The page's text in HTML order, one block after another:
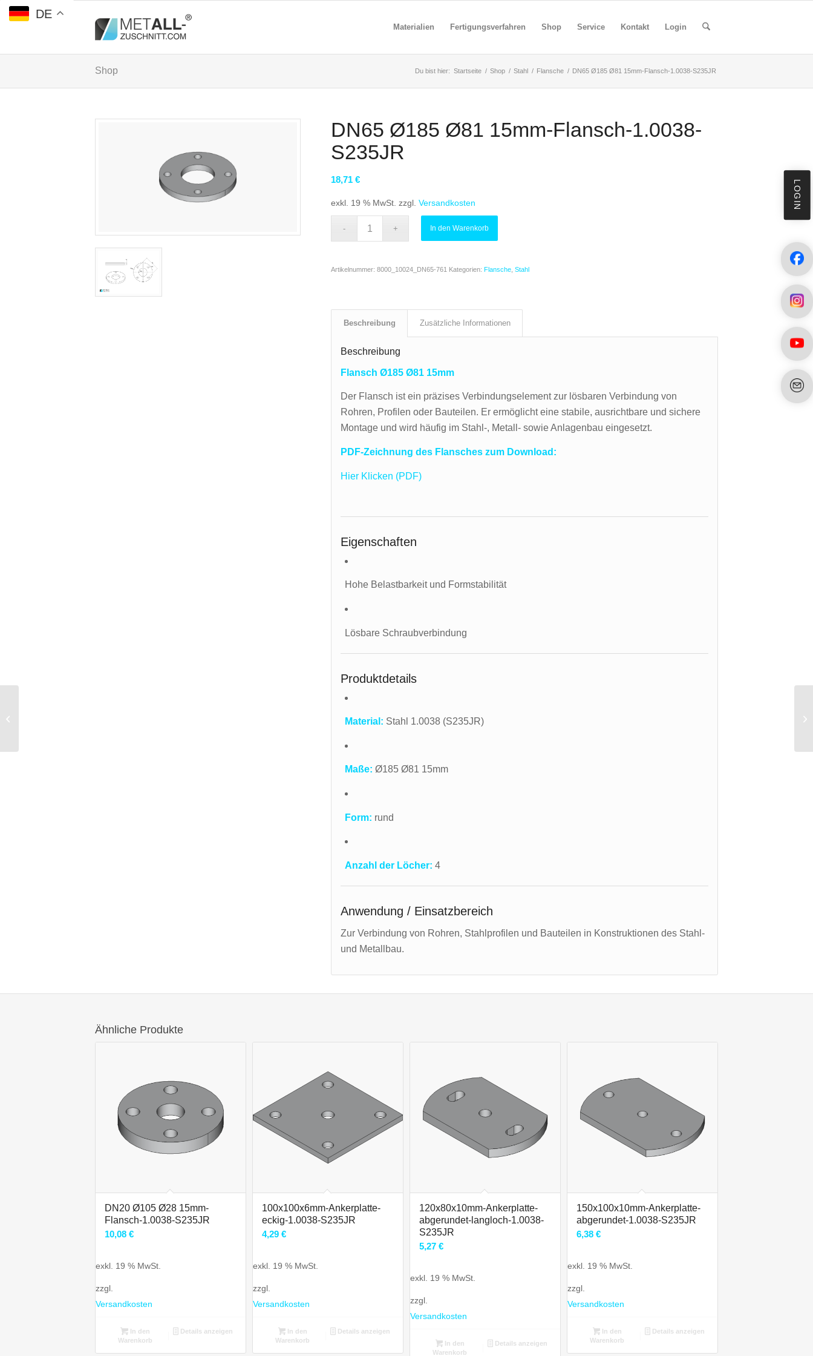
LOGIN
Materialien Fertigungsverfahren Shop Service Kontakt Login
Shop Du bist hier: Startseite / Shop / Stahl / Flansche / DN65 Ø185 Ø81 15mm-Flansch-1.0038-S235JR
DN65 Ø185 Ø81 15mm-Flansch-1.0038-
S235JR
18,71 €
exkl. 19 % MwSt. zzgl. Versandkosten
In den Warenkorb
Artikelnummer: 8000_10024_DN65-761 Kategorien: Flansche, Stahl
Beschreibung Zusätzliche Informationen
Beschreibung
Flansch Ø185 Ø81 15mm
Der Flansch ist ein präzises Verbindungselement zur lösbaren Verbindung von
Rohren, Profilen oder Bauteilen. Er ermöglicht eine stabile, ausrichtbare und sichere
Montage und wird häufig im Stahl-, Metall- sowie Anlagenbau eingesetzt.
PDF-Zeichnung des Flansches zum Download:
Hier Klicken (PDF)
Eigenschaften
Hohe Belastbarkeit und Formstabilität
Lösbare Schraubverbindung
Produktdetails
Material: Stahl 1.0038 (S235JR)
Maße: Ø185 Ø81 15mm
Form: rund
Anzahl der Löcher: 4
Anwendung / Einsatzbereich
Zur Verbindung von Rohren, Stahlprofilen und Bauteilen in Konstruktionen des Stahl-
und Metallbau.
Ähnliche Produkte
DN20 Ø105 Ø28 15mm-
Flansch-1.0038-S235JR
10,08 €
exkl. 19 % MwSt.
zzgl.
Versandkosten
In den
Warenkorb
Details anzeigen
100x100x6mm-Ankerplatte-
eckig-1.0038-S235JR
4,29€
exkl. 19 % MwSt.
zzgl.
Versandkosten
In den
Warenkorb
Details anzeigen
120x80x10mm-Ankerplatte-
abgerundet-langloch-1.0038-
S235JR
5,27€
exkl. 19 % MwSt.
zzgl.
Versandkosten
In den
Warenkorb
Details anzeigen
150x100x10mm-Ankerplatte-
abgerundet-1.0038-S235JR
6,38€
exkl. 19 % MwSt.
zzgl.
Versandkosten
In den
Warenkorb
Details anzeigen
DE